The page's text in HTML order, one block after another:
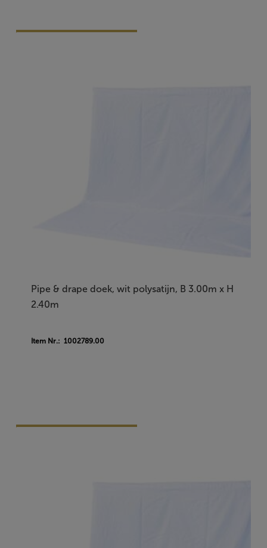
Pipe & drape doek, wit polysatijn, B 3.00m x H
2.40m
Item Nr.: 1002789.00